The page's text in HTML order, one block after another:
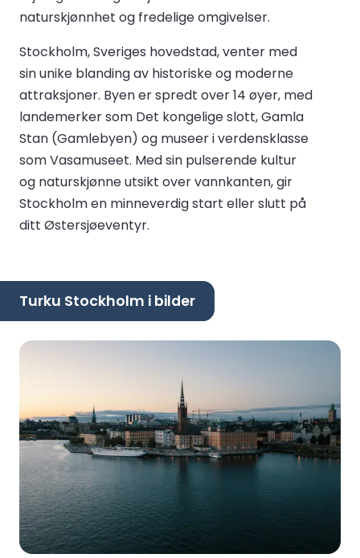
naturskjønnhet og fredelige omgivelser.
Stockholm, Sveriges hovedstad, venter med
sin unike blanding av historiske og moderne
attraksjoner. Byen er spredt over 14 øyer, med
landemerker som Det kongelige slott, Gamla
Stan (Gamlebyen) og museer i verdensklasse
som Vasamuseet. Med sin pulserende kultur
og naturskjønne utsikt over vannkanten, gir
Stockholm en minneverdig start eller slutt på
ditt Østersjøeventyr.
Turku Stockholm i bilder